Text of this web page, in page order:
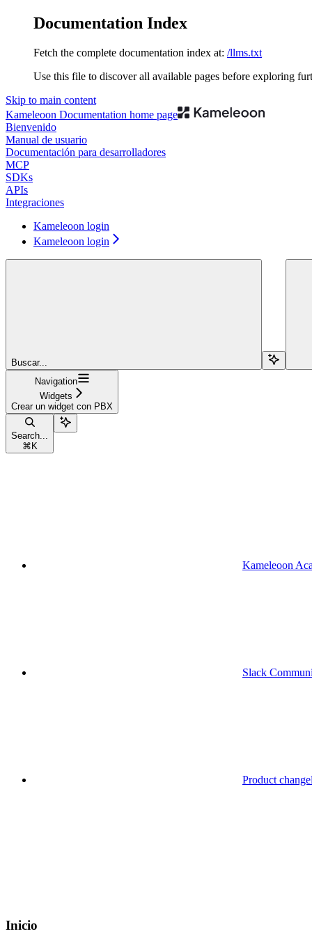
Documentation Index
Fetch the complete documentation index at: /llms.txt
Use this file to discover all available pages before exploring
Skip to main content
Kameleoon Documentation home page
Bienvenido
Manual de usuario
Documentación para desarrolladores
MCP
SDKs
APIs
Integraciones
Kameleoon login
Kameleoon login
Buscar...
Navigation
Widgets
Crear un widget con PBX
Search...
⌘ K
Kameleoon
Slack
Product
Inicio